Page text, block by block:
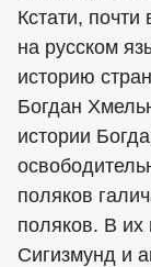
Кстати,
на русском
историю
Богдан
истории
поляков
поляков. В их
Сигизмунд и